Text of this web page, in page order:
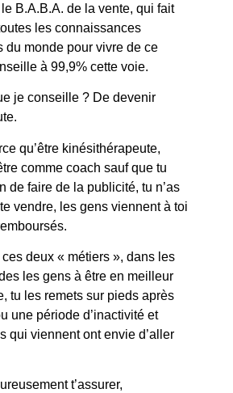
le B.A.B.A. de la vente, qui fait
les connaissances
du monde pour vivre de ce
à 99,9% cette voie.
je conseille ? De devenir
qu’être kinésithérapeute,
comme coach sauf que tu
de faire de la publicité, tu n’as
vendre, les gens viennent à toi
deux « métiers », dans les
les gens à être en meilleur
tu les remets sur pieds après
une période d’inactivité et
qui viennent ont envie d’aller
t’assurer,